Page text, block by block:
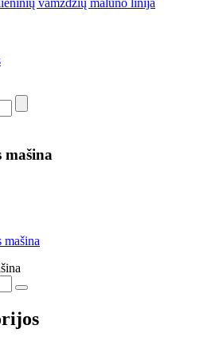
vamzdžių malūno linija
mašina
mašina